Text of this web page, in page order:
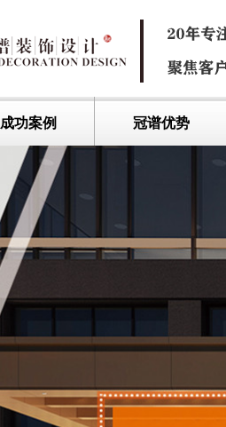
成功案例 冠谱优势